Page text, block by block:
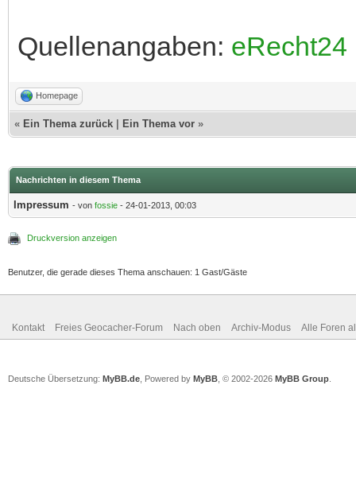
Quellenangaben: eRecht24
Homepage
« Ein Thema zurück Ein Thema vor »
Nachrichten in diesem Thema
Impressum - von fossie - 24-01-2013, 00:03
Druckversion anzeigen
Benutzer, die gerade dieses Thema anschauen: 1 Gast/Gäste
Kontakt Freies Geocacher-Forum Nach oben Archiv-Modus Alle Foren
Deutsche Übersetzung: MyBB.de , Powered by MyBB , © 2002-2026 MyBB Group